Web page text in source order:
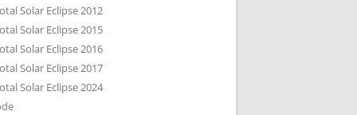
Solar Eclipse 2012
Solar Eclipse 2015
Solar Eclipse 2016
Solar Eclipse 2017
Solar Eclipse 2024